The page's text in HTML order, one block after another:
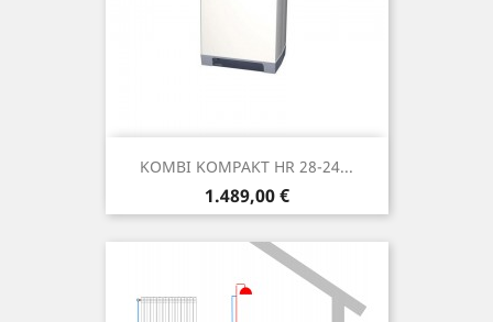
KOMBI KOMPAKT HR 28-24...
Precio
1.489,00 €